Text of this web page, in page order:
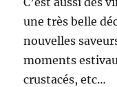
une très belle
nouvelles
moments
crustacés, etc…